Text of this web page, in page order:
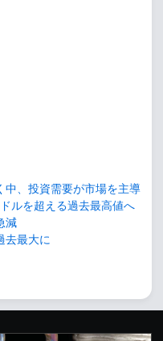
中、投資需要が市場を主導
ルを超える過去最高値へ
減
去最大に